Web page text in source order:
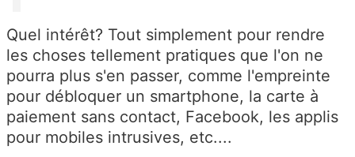
Quel intérêt? Tout simplement pour rendre
les choses tellement pratiques que l'on ne
pourra plus s'en passer, comme l'empreinte
pour débloquer un smartphone, la carte à
paiement sans contact, Facebook, les applis
pour mobiles intrusives, etc....